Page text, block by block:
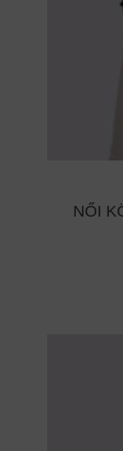
NŐI